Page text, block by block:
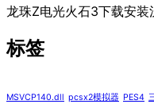
龙珠Z电光火石3下载安装
标签
MSVCP140.dll pcsx2模拟器 PES4